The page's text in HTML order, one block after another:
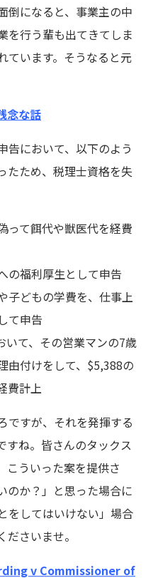
倒になると、事業主の中
を行う輩も出てきてしま
ています。そうなると元
念な話
告において、以下のよう
たため、税理士資格を失
って餌代や獣医代を経費
の福利厚生として申告
子どもの学費を、仕事上
て申告
いて、その営業マンの7歳
由付けをして、$5,388の
費計上
ですが、それを発揮する
すね。皆さんのタックス
こういった案を提供さ
のか？」と思った場合に
をしてはいけない」場合
さいませ。
v Commissioner of